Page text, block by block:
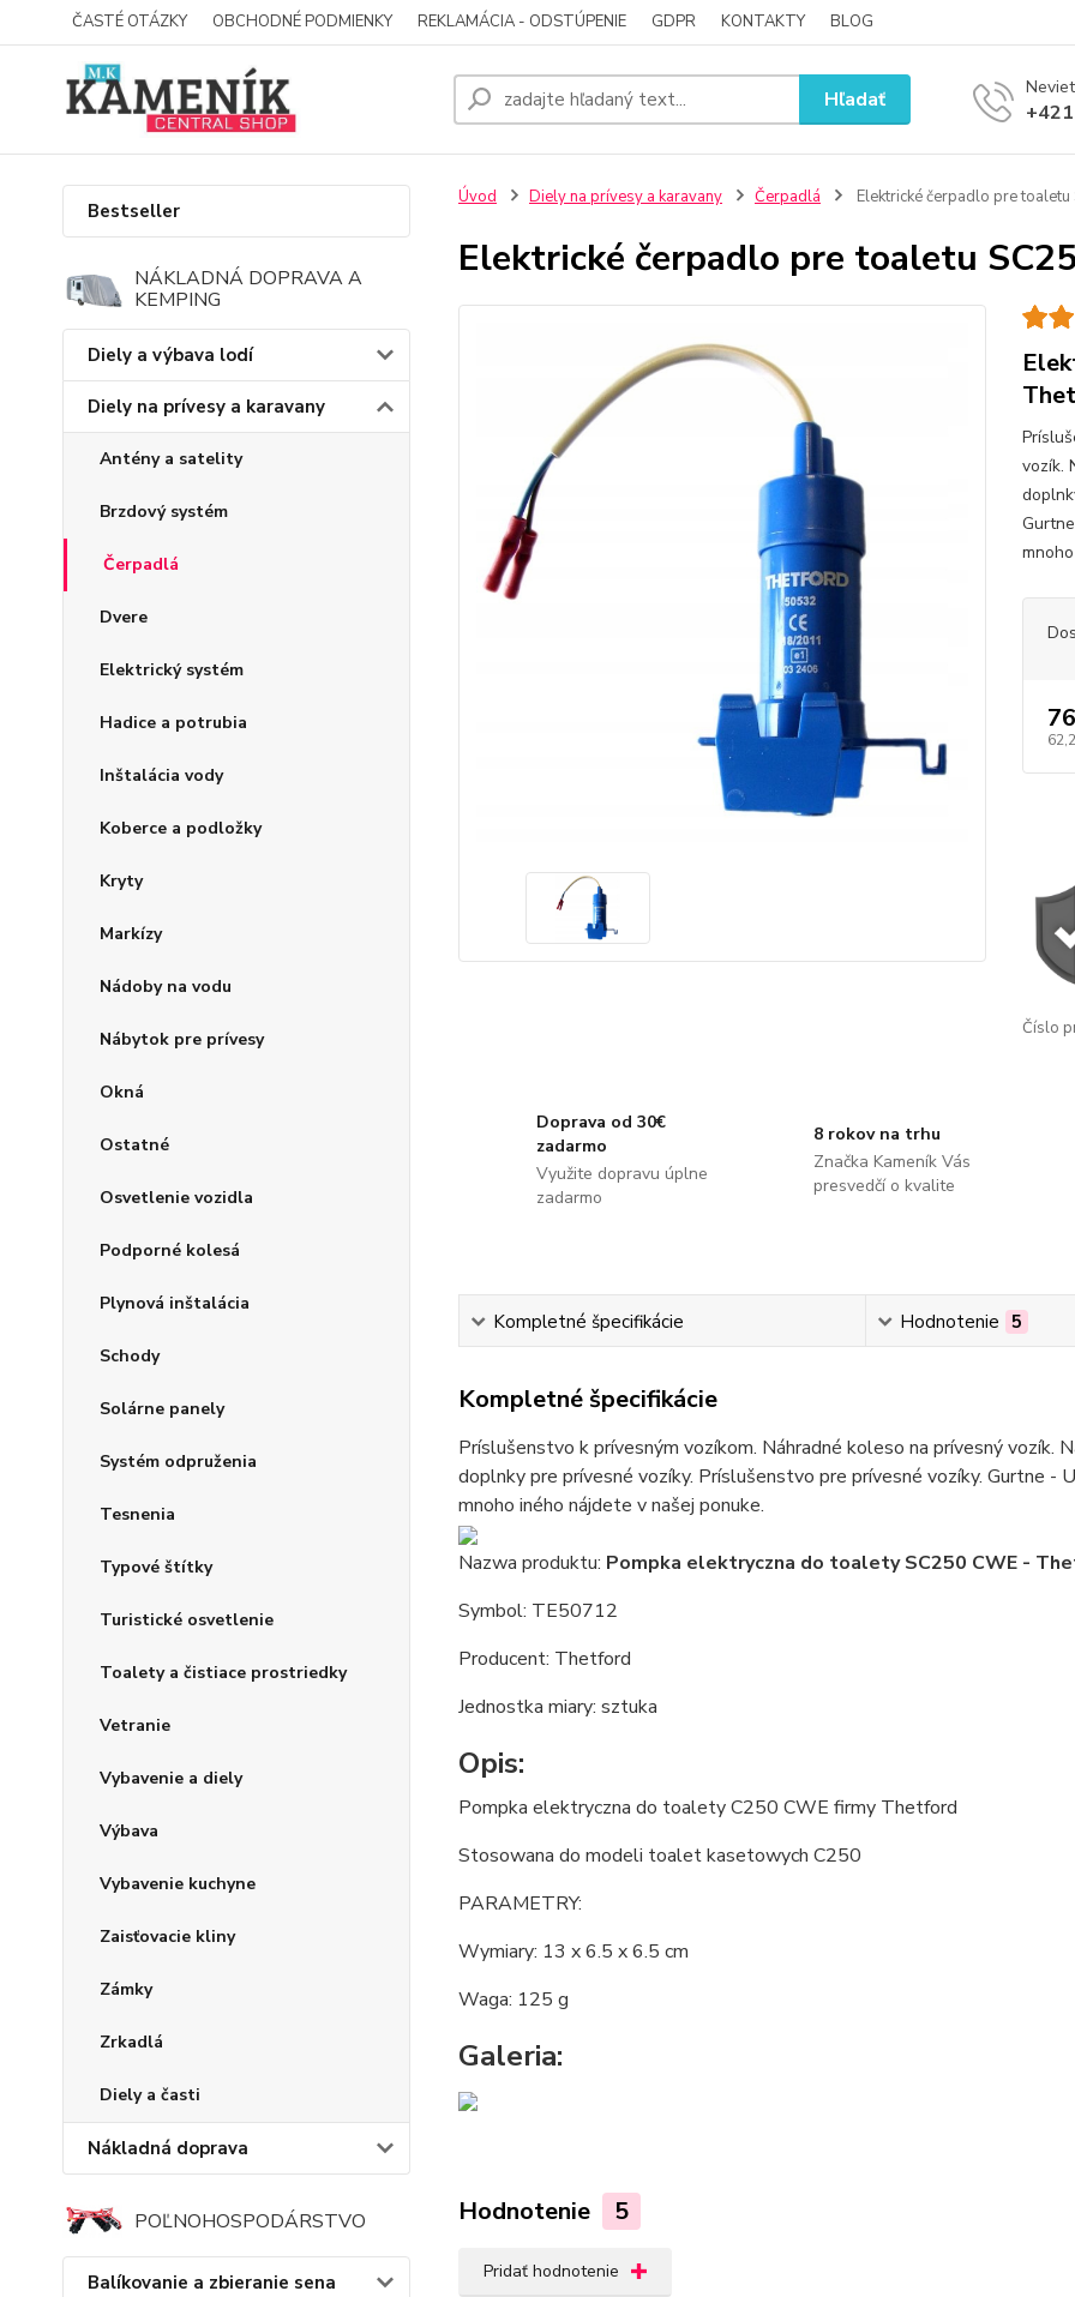
ČASTÉ OTÁZKY OBCHODNÉ PODMIENKY REKLAMÁCIA - ODSTÚPENIE GDPR KONTAKTY BLOG
Hľadať
Bestseller
NÁKLADNÁ DOPRAVA A
KEMPING
Diely a výbava lodí
Diely na prívesy a karavany
Antény a satelity
Brzdový systém
Čerpadlá
Dvere
Elektrický systém
Hadice a potrubia
Inštalácia vody
Koberce a podložky
Kryty
Markízy
Nádoby na vodu
Nábytok pre prívesy
Okná
Ostatné
Osvetlenie vozidla
Podporné kolesá
Plynová inštalácia
Schody
Solárne panely
Systém odpruženia
Tesnenia
Typové štítky
Turistické osvetlenie
Toalety a čistiace prostriedky
Vetranie
Vybavenie a diely
Výbava
Vybavenie kuchyne
Zaisťovacie kliny
Zámky
Zrkadlá
Diely a časti
Nákladná doprava
POĽNOHOSPODÁRSTVO
Balíkovanie a zbieranie sena
Úvod Diely na prívesy a karavany Čerpadlá Elektrické čerpadlo pre
Elektrické čerpadlo pre toaletu
vozík.
Číslo
Doprava od 30€
zadarmo
Využite dopravu úplne
zadarmo
8 rokov na trhu
Značka Kameník Vás
presvedčí o kvalite
Kompletné špecifikácie Hodnotenie 5
Kompletné špecifikácie
Príslušenstvo k prívesným vozíkom. Náhradné koleso na prívesný vozík.
doplnky pre prívesné vozíky. Príslušenstvo pre prívesné vozíky. Gurtne -
mnoho iného nájdete v našej ponuke.
Nazwa produktu: Pompka elektryczna do toalety SC250 CWE -
Symbol: TE50712
Producent: Thetford
Jednostka miary: sztuka
Opis:
Pompka elektryczna do toalety C250 CWE firmy Thetford
Stosowana do modeli toalet kasetowych C250
PARAMETRY:
Wymiary: 13 x 6.5 x 6.5 cm
Waga: 125 g
Galeria:
Hodnotenie 5
Pridať hodnotenie